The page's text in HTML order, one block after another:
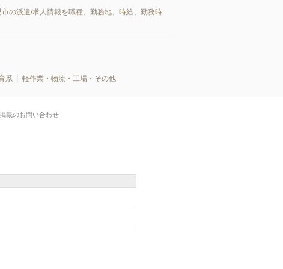
の派遣/求人情報を職種、勤務地、時給、勤務時
系 軽作業・物流・工場・その他
掲載のお問い合わせ